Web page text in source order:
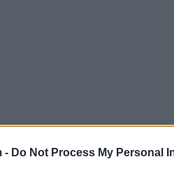
- Do Not Process My Personal